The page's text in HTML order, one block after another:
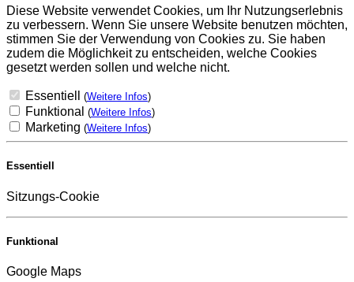
Diese Website verwendet Cookies, um Ihr Nutzungserlebnis
zu verbessern. Wenn Sie unsere Website benutzen möchten,
stimmen Sie der Verwendung von Cookies zu. Sie haben
zudem die Möglichkeit zu entscheiden, welche Cookies
gesetzt werden sollen und welche nicht.
Essentiell (Weitere Infos)
Funktional (Weitere Infos)
Marketing (Weitere Infos)
Essentiell
Sitzungs-Cookie
Funktional
Google Maps